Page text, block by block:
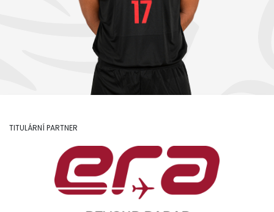
TITULÁRNÍ PARTNER